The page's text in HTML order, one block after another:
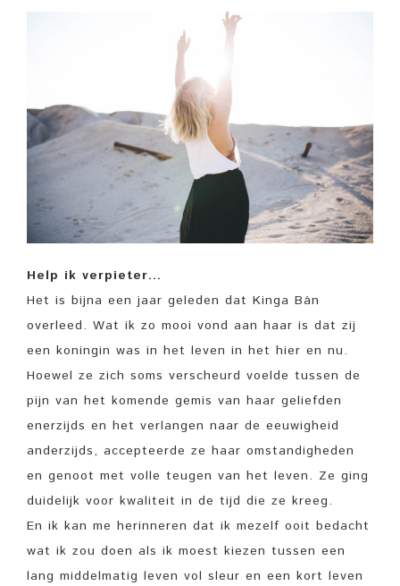
Help ik verpieter…
Het is bijna een jaar geleden dat Kinga Bán
overleed. Wat ik zo mooi vond aan haar is dat zij
een koningin was in het leven in het hier en nu.
Hoewel ze zich soms verscheurd voelde tussen de
pijn van het komende gemis van haar geliefden
enerzijds en het verlangen naar de eeuwigheid
anderzijds, accepteerde ze haar omstandigheden
en genoot met volle teugen van het leven. Ze ging
duidelijk voor kwaliteit in de tijd die ze kreeg.
En ik kan me herinneren dat ik mezelf ooit bedacht
wat ik zou doen als ik moest kiezen tussen een
lang middelmatig leven vol sleur en een kort leven